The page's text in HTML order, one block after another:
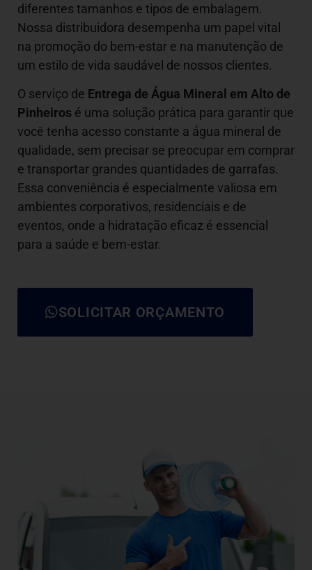
diferentes tamanhos e tipos de embalagem.
Nossa distribuidora desempenha um papel vital
na promoção do bem-estar e na manutenção de
um estilo de vida saudável de nossos clientes.
O serviço de Entrega de Água Mineral em Alto de
Pinheiros é uma solução prática para garantir que
você tenha acesso constante a água mineral de
qualidade, sem precisar se preocupar em comprar
e transportar grandes quantidades de garrafas.
Essa conveniência é especialmente valiosa em
ambientes corporativos, residenciais e de
eventos, onde a hidratação eficaz é essencial
para a saúde e bem-estar.
SOLICITAR ORÇAMENTO